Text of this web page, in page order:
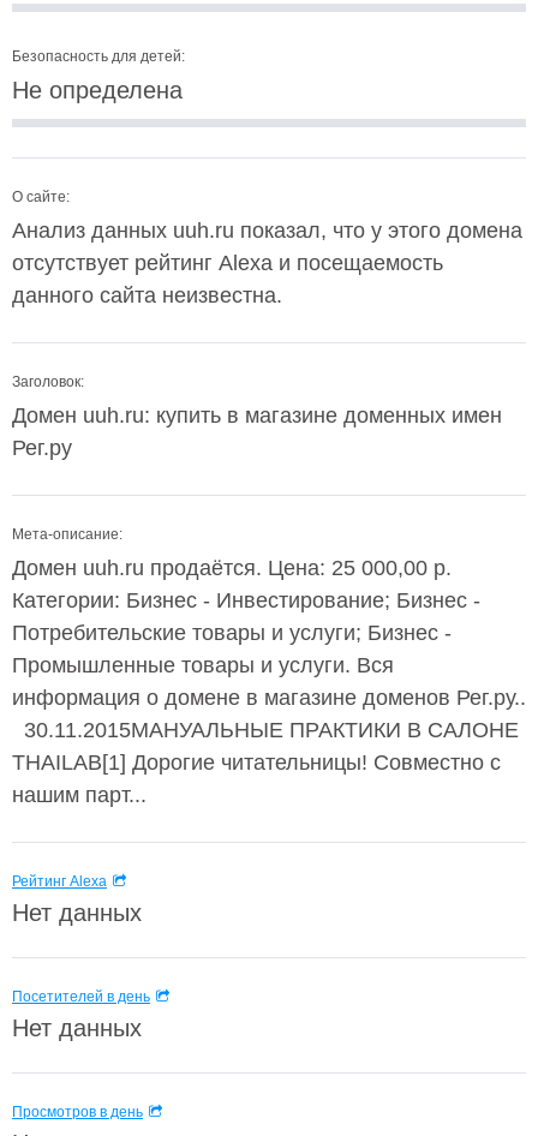
Безопасность для детей:
Не определена
О сайте:
Анализ данных uuh.ru показал, что у этого домена
отсутствует рейтинг Alexa и посещаемость
данного сайта неизвестна.
Заголовок:
Домен uuh.ru: купить в магазине доменных имен
Рег.ру
Мета-описание:
Домен uuh.ru продаётся. Цена: 25 000,00 р.
Категории: Бизнес - Инвестирование; Бизнес -
Потребительские товары и услуги; Бизнес -
Промышленные товары и услуги. Вся
информация о домене в магазине доменов Рег.ру..
30.11.2015МАНУАЛЬНЫЕ ПРАКТИКИ В САЛОНЕ
THAILAB[1] Дорогие читательницы! Совместно с
нашим парт...
Рейтинг Alexa
Нет данных
Посетителей в день
Нет данных
Просмотров в день